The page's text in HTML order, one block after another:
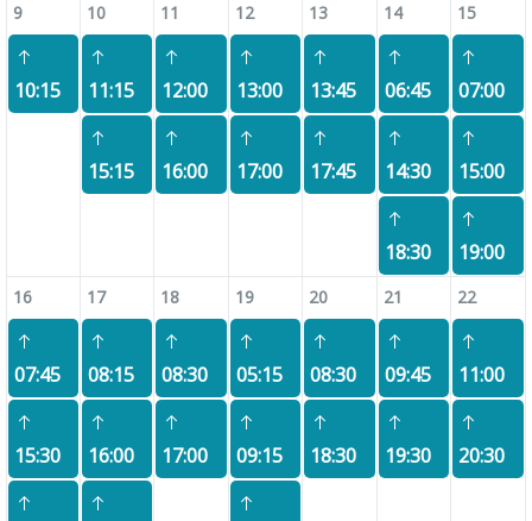
9
10:15
10
11:15
15:15
11
12:00
16:00
12
13:00
17:00
13
13:45
17:45
14
06:45
14:30
18:30
15
07:00
15:00
19:00
16
07:45
15:30
17
08:15
16:00
18
08:30
17:00
19
05:15
09:15
20
08:30
18:30
21
09:45
19:30
22
11:00
20:30